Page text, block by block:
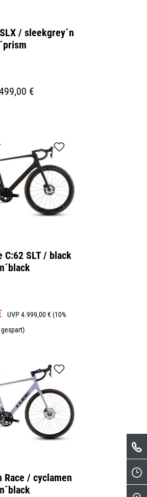
/ sleekgrey´n
´prism
€
C:62 SLT / black
UVP4.999,00 €(10%
gespart)
Race / cyclamen